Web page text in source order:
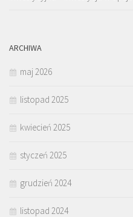
ARCHIWA
maj 2026
listopad 2025
kwiecień 2025
styczeń 2025
grudzień 2024
listopad 2024